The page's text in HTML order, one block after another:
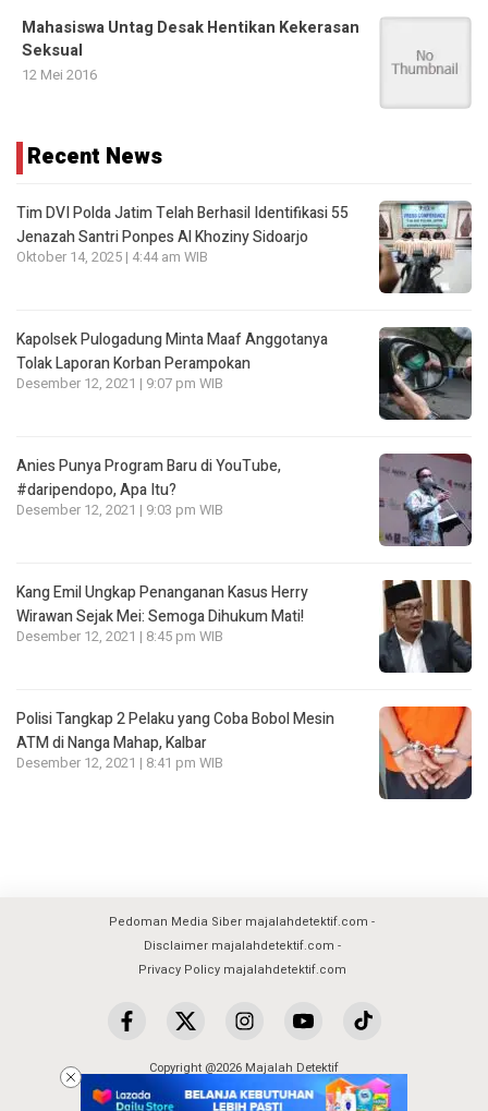
Mahasiswa Untag Desak Hentikan Kekerasan
Seksual
12 Mei 2016
Recent News
Tim DVI Polda Jatim Telah Berhasil Identifikasi 55
Jenazah Santri Ponpes Al Khoziny Sidoarjo
Oktober 14, 2025 | 4:44 am WIB
Kapolsek Pulogadung Minta Maaf Anggotanya
Tolak Laporan Korban Perampokan
Desember 12, 2021 | 9:07 pm WIB
Anies Punya Program Baru di YouTube,
#daripendopo, Apa Itu?
Desember 12, 2021 | 9:03 pm WIB
Kang Emil Ungkap Penanganan Kasus Herry
Wirawan Sejak Mei: Semoga Dihukum Mati!
Desember 12, 2021 | 8:45 pm WIB
Polisi Tangkap 2 Pelaku yang Coba Bobol Mesin
ATM di Nanga Mahap, Kalbar
Desember 12, 2021 | 8:41 pm WIB
Pedoman Media Siber majalahdetektif.com
Disclaimer majalahdetektif.com
Privacy Policy majalahdetektif.com
Copyright @2026 Majalah Detektif
All Rights Reserved